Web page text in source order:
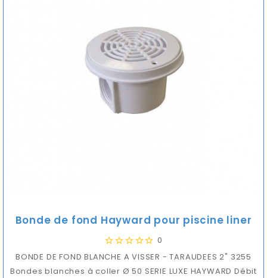
Bonde de fond Hayward pour piscine liner
0
BONDE DE FOND BLANCHE A VISSER - TARAUDEES 2" 3255
Bondes blanches à coller Ø 50 SERIE LUXE HAYWARD Débit